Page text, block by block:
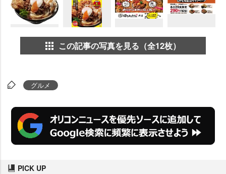
この記事の写真を見る（全12枚）
グルメ
PICK UP